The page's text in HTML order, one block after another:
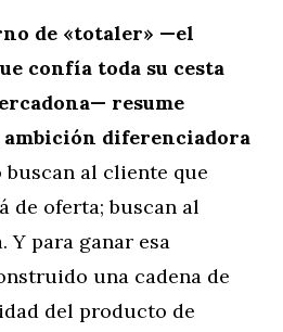
de «totaler» —el
confía toda su cesta
resume
diferenciadora
buscan al cliente que
de oferta; buscan al
Y para ganar esa
una cadena de
del producto de